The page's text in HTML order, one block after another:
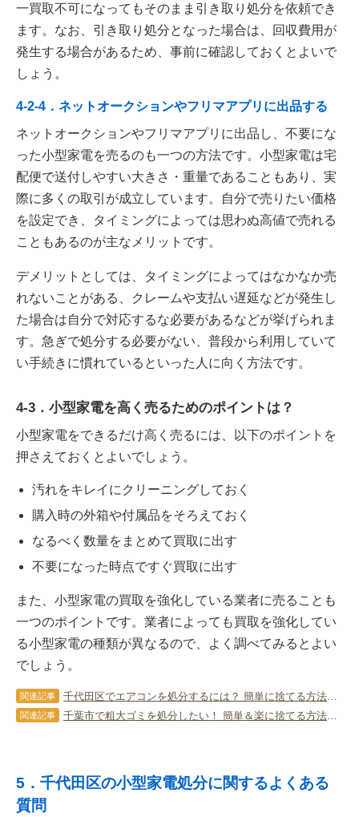
一買取不可になってもそのまま引き取り処分を依頼でき
ます。なお、引き取り処分となった場合は、回収費用が
発生する場合があるため、事前に確認しておくとよいで
しょう。
4-2-4．ネットオークションやフリマアプリに出品する
ネットオークションやフリマアプリに出品し、不要にな
った小型家電を売るのも一つの方法です。小型家電は宅
配便で送付しやすい大きさ・重量であることもあり、実
際に多くの取引が成立しています。自分で売りたい価格
を設定でき、タイミングによっては思わぬ高値で売れる
こともあるのが主なメリットです。
デメリットとしては、タイミングによってはなかなか売
れないことがある、クレームや支払い遅延などが発生し
た場合は自分で対応するな必要があるなどが挙げられま
す。急ぎで処分する必要がない、普段から利用していて
い手続きに慣れているといった人に向く方法です。
4-3．小型家電を高く売るためのポイントは？
小型家電をできるだけ高く売るには、以下のポイントを
押さえておくとよいでしょう。
汚れをキレイにクリーニングしておく
購入時の外箱や付属品をそろえておく
なるべく数量をまとめて買取に出す
不要になった時点ですぐ買取に出す
また、小型家電の買取を強化している業者に売ることも
一つのポイントです。業者によっても買取を強化してい
る小型家電の種類が異なるので、よく調べてみるとよい
でしょう。
関連記事 千代田区でエアコンを処分するには？ 簡単に捨てる方法やポイントを解説！
関連記事 千葉市で粗大ゴミを処分したい！ 簡単＆楽に捨てる方法とコツを解説！
5．千代田区の小型家電処分に関するよくある
質問